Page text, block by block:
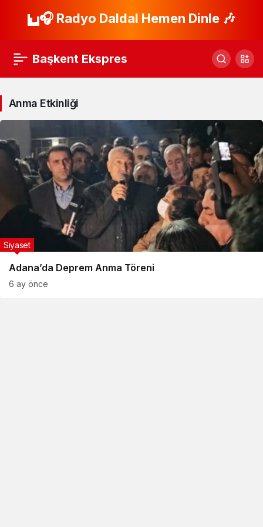
🎧 Radyo Daldal Hemen Dinle 🎶
Başkent Ekspres
Anma Etkinliği
Adana’da Deprem Anma Töreni
Siyaset
6 ay önce